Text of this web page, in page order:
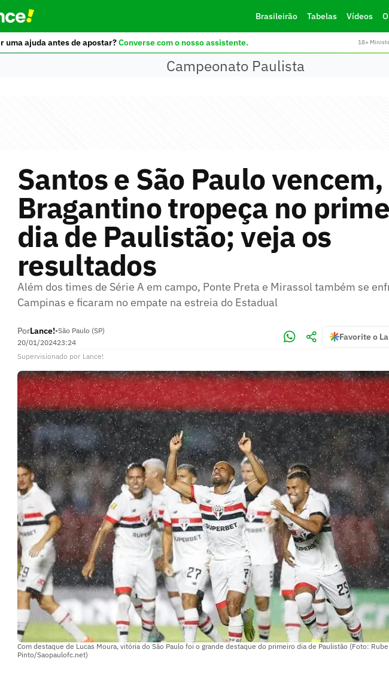
Brasileirão Tabelas Vídeos
uma ajuda antes de apostar?Converse com o nosso assistente. 18+
Campeonato Paulista
Santos e São Paulo
Bragantino tropeça no
dia de Paulistão; veja os
resultados
Além dos times de Série A em campo, Ponte Preta e Mirassol também se
Campinas e ficaram no empate na estreia do Estadual
PorLance!•São Paulo (SP)
20/01/202423:24
Favorite o
Supervisionado por Lance!
Com destaque de Lucas Moura, vitória do São Paulo foi o grande destaque do primeiro dia de Paulistão (Foto:
Pinto/Saopaulofc.net)